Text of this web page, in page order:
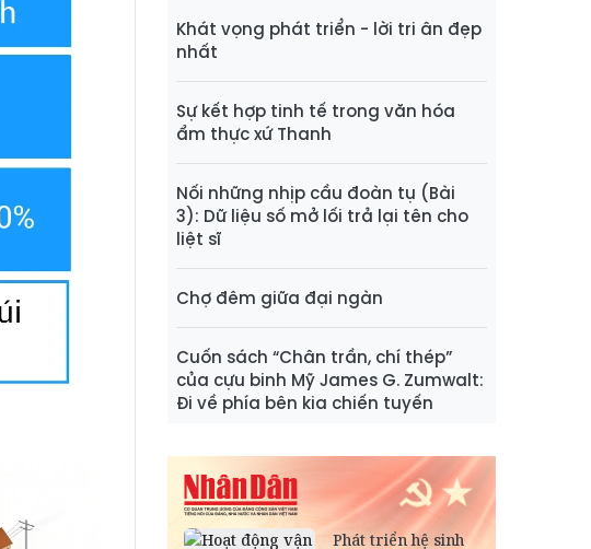
Khát vọng phát triển - lời tri ân đẹp
nhất
Sự kết hợp tinh tế trong văn hóa
ẩm thực xứ Thanh
Nối những nhịp cầu đoàn tụ (Bài
3): Dữ liệu số mở lối trả lại tên cho
liệt sĩ
Chợ đêm giữa đại ngàn
Cuốn sách “Chân trần, chí thép”
của cựu binh Mỹ James G. Zumwalt:
Đi về phía bên kia chiến tuyến